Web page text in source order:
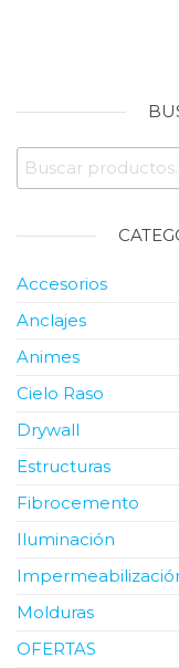
Buscar
por:
Accesorios
Anclajes
Animes
Cielo Raso
Drywall
Estructuras
Fibrocemento
Iluminación
Molduras
OFERTAS